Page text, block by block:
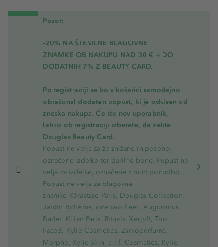
Pozor:
-20% NA ŠTEVILNE BLAGOVNE
ZNAMKE OB NAKUPU NAD 30 € + DO
DODATNIH 7% Z BEAUTY CARD.
Po registraciji se bo v košarici samodejno
obračunal dodaten popust, ki je odvisen od
zneska nakupa. Če ste nov uporabnik,
lahko ob registraciji izberete, da želite
Douglas Beauty Card.
Popust ne velja za že znižane in posebej
označene izdelke ter darilne bone. Popust ne
velja za izdelke, označene z mint ponudbo.
Popust ne velja za blagovne
znamke Kérastase Paris, Douglas Collection,
Jardin Bohème, one.two.free!, Augustinus
Bader, Kilian Paris, Rituals, Xerjoff, Too
Faced, Kylie Cosmetics, Zarkoperfume,
Morphe, Kylie Skin, e.l.f. Cosmetics, Kylie